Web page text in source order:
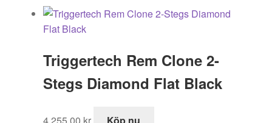
Triggertech Rem Clone 2-
Stegs Diamond Flat Black
4 255,00 kr Köp nu